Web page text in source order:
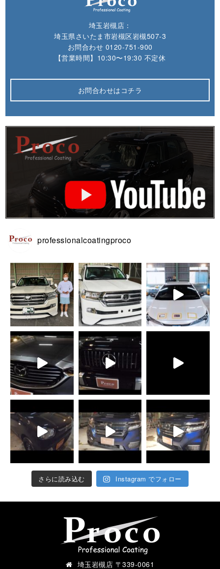
埼玉岩槻店：
埼玉県さいたま市岩槻区岩槻507-3
お問合わせ 0120-751-900
【営業時間】10:30〜19:30 不定休
お問合わせはコチラ
professionalcoatingproco
さらに読み込む Instagram でフォロー
埼玉岩槻店 〒339-0061